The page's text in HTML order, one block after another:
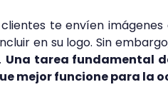
te envíen
en su logo. Sin
Una tarea fundamental
mejor funcione para la